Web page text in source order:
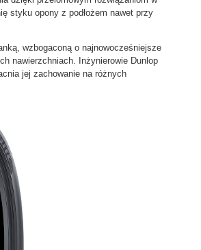
styku opony z podłożem nawet przy
wzbogaconą o najnowocześniejsze
nawierzchniach. Inżynierowie Dunlop
jej zachowanie na różnych